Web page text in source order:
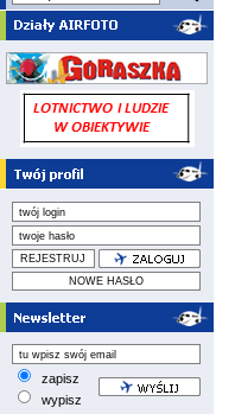
zapisz
wypisz